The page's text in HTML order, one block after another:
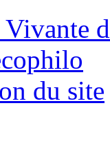
du site